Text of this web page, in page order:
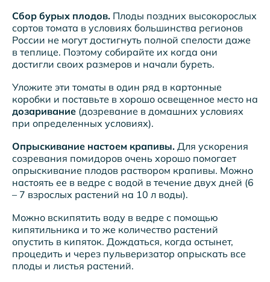
Сбор бурых плодов. Плоды поздних высокорослых
сортов томата в условиях большинства регионов
России не могут достигнуть полной спелости даже
в теплице. Поэтому собирайте их когда они
достигли своих размеров и начали буреть.
Уложите эти томаты в один ряд в картонные
коробки и поставьте в хорошо освещенное место на
дозаривание (дозревание в домашних условиях
при определенных условиях).
Опрыскивание настоем крапивы. Для ускорения
созревания помидоров очень хорошо помогает
опрыскивание плодов раствором крапивы. Можно
настоять ее в ведре с водой в течение двух дней (6
– 7 взрослых растений на 10 л воды).
Можно вскипятить воду в ведре с помощью
кипятильника и то же количество растений
опустить в кипяток. Дождаться, когда остынет,
процедить и через пульверизатор опрыскать все
плоды и листья растений.